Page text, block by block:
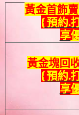
黃金首飾
{預約.
享
黃金塊回
{預約.
享